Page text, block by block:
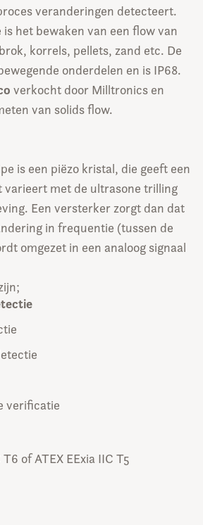
veranderingen detecteert.
het bewaken van een flow van
korrels, pellets, zand etc. De
onderdelen en is IP68.
verkocht door Milltronics en
van solids flow.
is een piëzo kristal, die geeft een
varieert met de ultrasone trilling
Een versterker zorgt dan dat
in frequentie (tussen de
omgezet in een analoog signaal
verificatie
T6 of ATEX EExia IIC T5